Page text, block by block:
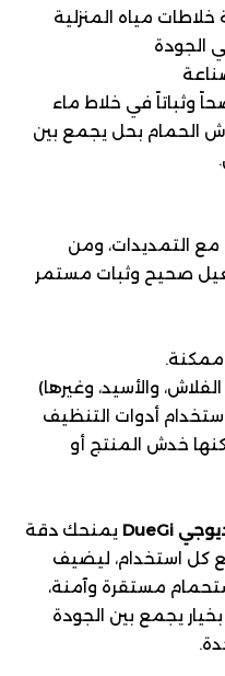
مياه المنزلية
الجودة
وثباتاً في خلاط ماء
الحمام بحل يجمع بين
التمديدات، ومن
صحيح وثبات مستمر
ممكنة.
والأسيد، وغيرها)
أدوات التنظيف
خدش المنتج أو
يمنحك دقة
مع كل استخدام، ليضيف
مستقرة وآمنة،
بخيار يجمع بين الجودة